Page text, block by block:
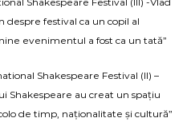
despre festival ca un copil al
evenimentul a fost ca un tată”
Shakespeare Festival (II) –
Shakespeare au creat un spațiu
de timp, naționalitate și cultură”